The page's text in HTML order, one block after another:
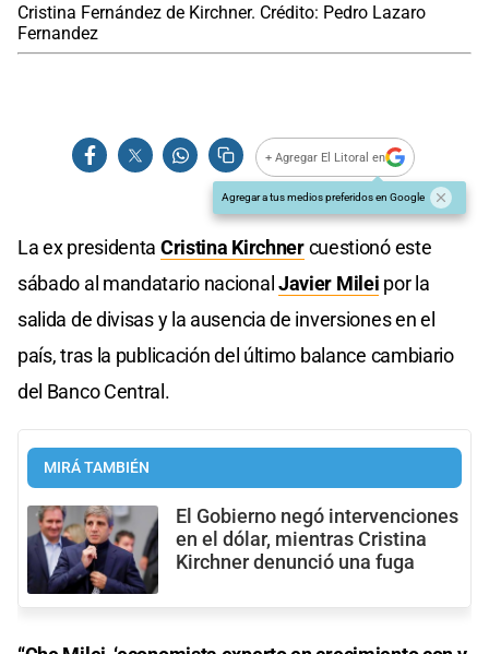
Cristina Fernández de Kirchner. Crédito: Pedro Lazaro
Fernandez
+ Agregar El Litoral en
Agregar a tus medios preferidos en Google
La ex presidenta Cristina Kirchnercuestionó este
sábado al mandatario nacional Javier Milei por la
salida de divisas y la ausencia de inversiones en el
país, tras la publicación del último balance cambiario
del Banco Central.
MIRÁ TAMBIÉN
El Gobierno negó intervenciones
en el dólar, mientras Cristina
Kirchner denunció una fuga